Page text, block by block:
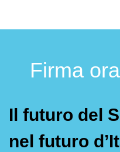
Firma
Il futuro del
nel futuro